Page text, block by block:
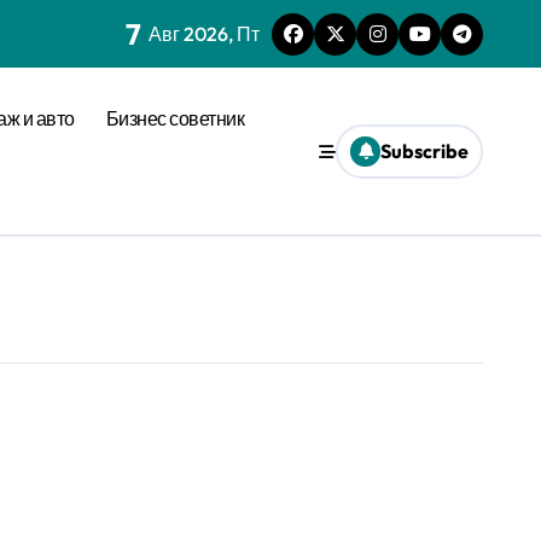
7 Авг 2026, Пт
и авто Бизнес советник
Subscribe